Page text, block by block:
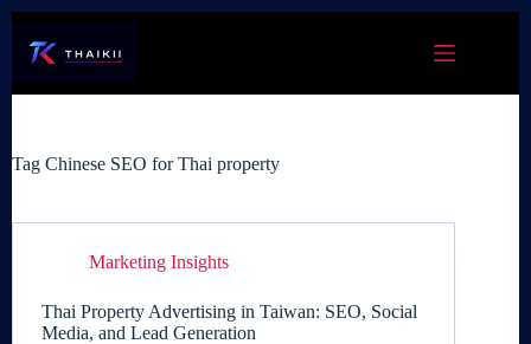
content
Tag Chinese SEO for Thai property
Marketing Insights
Thai Property Advertising in Taiwan: SEO, Social
Media, and Lead Generation